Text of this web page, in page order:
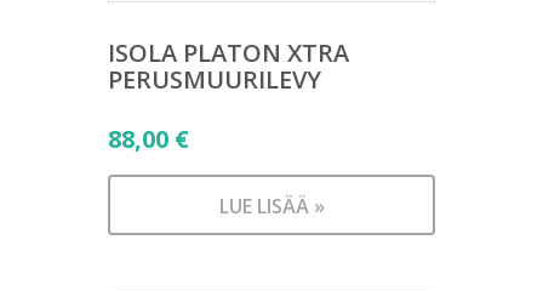
ISOLA PLATON XTRA
PERUSMUURILEVY
88,00 €
LUE LISÄÄ »